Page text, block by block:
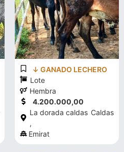
↓ GANADO LECHERO
Lote
Hembra
4.200.000,00
La dorada caldas
,
Caldas
Emirat